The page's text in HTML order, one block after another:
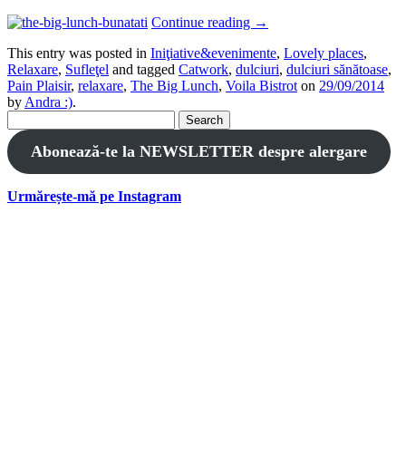
Continue reading →
This entry was posted in Iniţiative&evenimente, Lovely places,
Relaxare, Sufleţel and tagged Catwork, dulciuri, dulciuri sănătoase,
Pain Plaisir, relaxare, The Big Lunch, Voila Bistrot on 29/09/2014
by Andra :).
for:
Abonează-te la NEWSLETTER despre alergare
Urmărește-mă pe Instagram